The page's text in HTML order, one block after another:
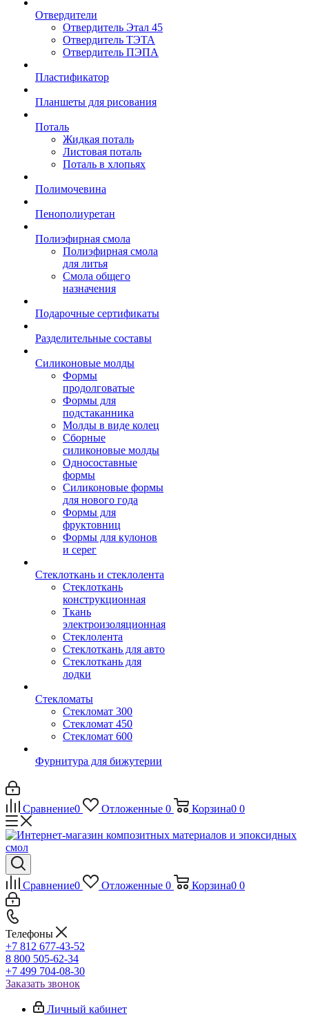
Отвердители
Отвердитель Этал 45
Отвердитель ТЭТА
Отвердитель ПЭПА
Пластификатор
Планшеты для рисования
Поталь
Жидкая поталь
Листовая поталь
Поталь в хлопьях
Полимочевина
Пенополиуретан
Полиэфирная смола
Полиэфирная смола
для литья
Смола общего
назначения
Подарочные сертификаты
Разделительные составы
Силиконовые молды
Формы
продолговатые
Формы для
подстаканника
Молды в виде колец
Сборные
силиконовые молды
Односоставные
формы
Силиконовые формы
для нового года
Формы для
фруктовниц
Формы для кулонов
и серег
Стеклоткань и стеклолента
Стеклоткань
конструкционная
Ткань
электроизоляционная
Стеклолента
Стеклоткань для авто
Стеклоткань для
лодки
Стекломаты
Стекломат 300
Стекломат 450
Стекломат 600
Фурнитура для бижутерии
Сравнение0 Отложенные 0 Корзина0 0
Сравнение0 Отложенные 0 Корзина0 0
Телефоны
+7 812 677-43-52
8 800 505-62-34
+7 499 704-08-30
Заказать звонок
Личный кабинет